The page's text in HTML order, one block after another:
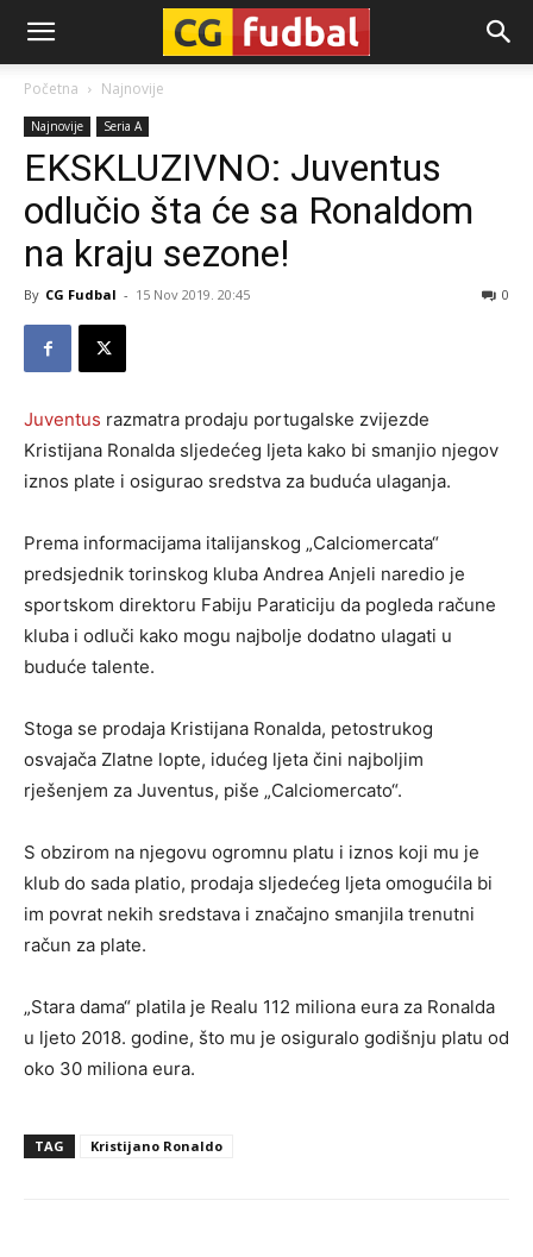
CG-
Fudbal
Početna Najnovije
Najnovije Seria A
EKSKLUZIVNO: Juventus
odlučio šta će sa Ronaldom
na kraju sezone!
By CG Fudbal - 15 Nov 2019. 20:45 0
Juventus razmatra prodaju portugalske zvijezde
Kristijana Ronalda sljedećeg ljeta kako bi smanjio njegov
iznos plate i osigurao sredstva za buduća ulaganja.
Prema informacijama italijanskog „Calciomercata“
predsjednik torinskog kluba Andrea Anjeli naredio je
sportskom direktoru Fabiju Paraticiju da pogleda račune
kluba i odluči kako mogu najbolje dodatno ulagati u
buduće talente.
Stoga se prodaja Kristijana Ronalda, petostrukog
osvajača Zlatne lopte, idućeg ljeta čini najboljim
rješenjem za Juventus, piše „Calciomercato“.
S obzirom na njegovu ogromnu platu i iznos koji mu je
klub do sada platio, prodaja sljedećeg ljeta omogućila bi
im povrat nekih sredstava i značajno smanjila trenutni
račun za plate.
„Stara dama“ platila je Realu 112 miliona eura za Ronalda
u ljeto 2018. godine, što mu je osiguralo godišnju platu od
oko 30 miliona eura.
TAG Kristijano Ronaldo